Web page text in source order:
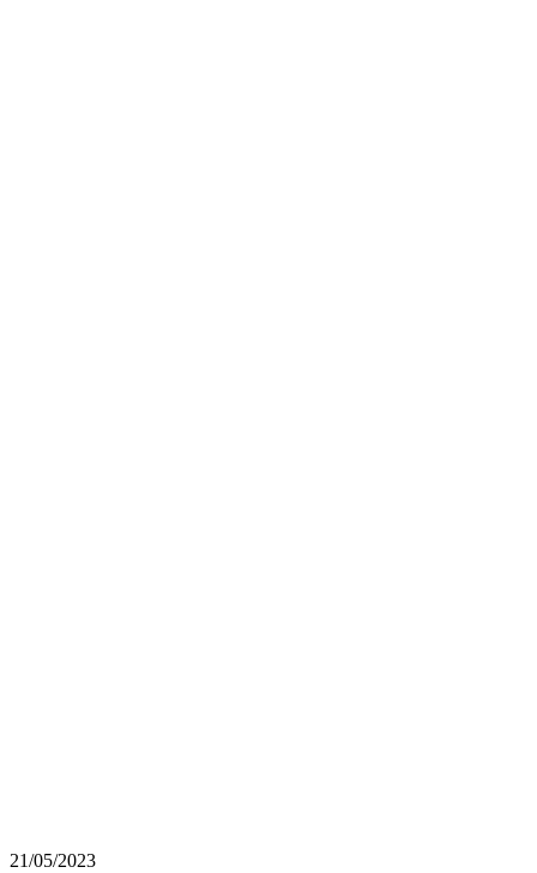
21/05/2023